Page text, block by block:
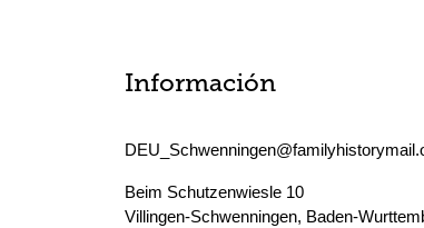
Información
Beim Schutzenwiesle 10
Villingen-Schwenningen, Baden-